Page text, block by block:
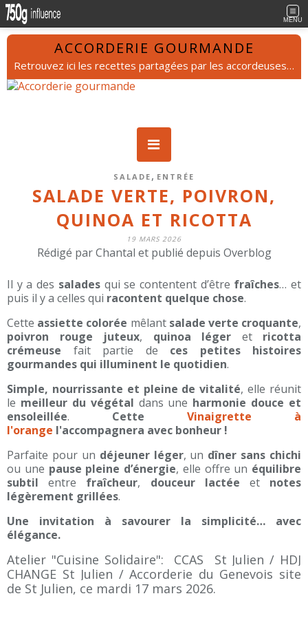
MENU
ACCORDERIE GOURMANDE
Retrouvez ici les recettes partagées par les accordeuses et les accordeurs.
SALADE , ENTRÉE
SALADE VERTE, POIVRON,
QUINOA ET RICOTTA
19 MARS 2026
Rédigé par Chantal et publié depuis Overblog
Il y a des saladesqui se contentent d’être fraîches… et
puis il y a celles qui racontent quelque chose.
Cette assiette colorée mêlantsalade verte croquante,
poivron rouge juteux, quinoa léger et ricotta
crémeuse fait partie de ces petites histoires
gourmandes qui illuminent le quotidien.
Simple, nourrissante et pleine de vitalité, elle réunit
le meilleur du végétal dans une harmonie douce et
ensoleillée. Cette Vinaigrette à
l'orange l'accompagnera avec bonheur !
Parfaite pour un déjeuner léger, un dîner sans chichi
ou une pause pleine d’énergie, elle offre un équilibre
subtilentre fraîcheur, douceur lactée et notes
légèrement grillées.
Une invitation à savourer la simplicité… avec
élégance.
Atelier "Cuisine Solidaire": CCAS St Julien / HDJ
CHANGE St Julien / Accorderie du Genevois site
de St Julien, ce mardi 17 mars 2026.